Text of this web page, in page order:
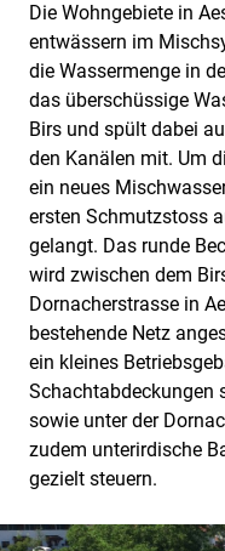
Die Wohngebiete in
entwässern im
die Wassermenge in
das überschüssige
Birs und spült dabei
den Kanälen mit. Um
ein neues
ersten Schmutzstoss
gelangt. Das runde
wird zwischen dem
Dornacherstrasse in
bestehende Netz
ein kleines
Schachtabdeckungen
sowie unter der
zudem unterirdische
gezielt steuern.